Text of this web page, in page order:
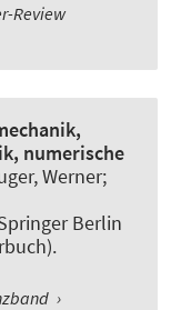
Review
numerische
Werner;
Berlin
›